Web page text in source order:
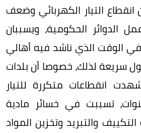
التيار الكهربائي وضعف
الدوائر الحكومية، ويسببان
في الوقت الذي ناشد فيه أهالي
سريعة لذلك، خصوصا أن بلدات
انقطاعات متكررة للتيار
تسببت في خسائر مادية
والتبريد وتخزين المواد